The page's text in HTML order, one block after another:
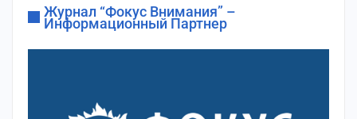
Журнал “Фокус Внимания” –
Информационный Партнер